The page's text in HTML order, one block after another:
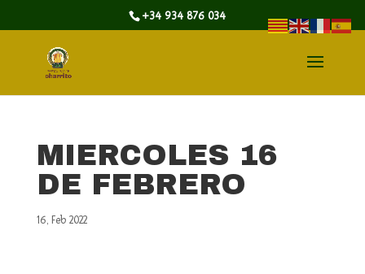
+34 934 876 034
MIERCOLES 16
DE FEBRERO
16, Feb 2022